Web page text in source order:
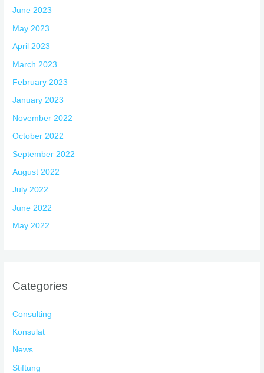
June 2023
May 2023
April 2023
March 2023
February 2023
January 2023
November 2022
October 2022
September 2022
August 2022
July 2022
June 2022
May 2022
Categories
Consulting
Konsulat
News
Stiftung